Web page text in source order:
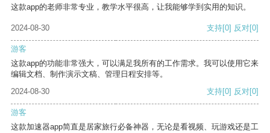
这款app的老师非常专业，教学水平很高，让我能够学到实用的知识。
2024-08-30 支持[0] 反对[0]
游客
这款app的功能非常强大，可以满足我所有的工作需求。我可以使用它来
编辑文档、制作演示文稿、管理日程安排等。
2024-08-30
支持[0] 反对[0]
游客
这款加速器app简直是居家旅行必备神器，无论是看视频、玩游戏还是工